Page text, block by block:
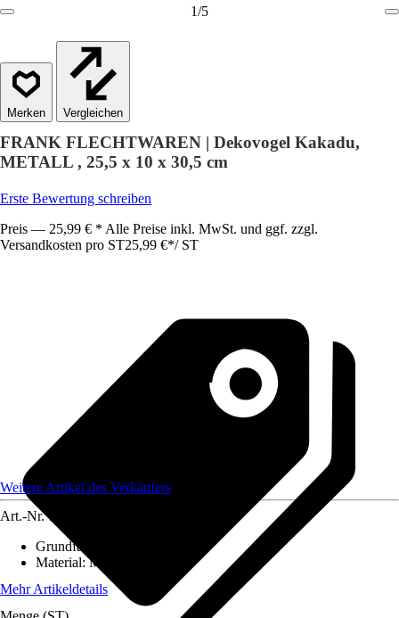
1/5
Vergleichen
FRANK FLECHTWAREN | Dekovogel Kakadu,
METALL , 25,5 x 10 x 30,5 cm
Erste Bewertung schreiben
Preis — 25,99 € * Alle Preise inkl. MwSt. und ggf. zzgl.
Versandkosten pro ST25,99 €*/ ST
Weitere Artikel des Verkäufers
Art.-Nr. 12584186
Grundfarbe
Material:Metall
Mehr Artikeldetails